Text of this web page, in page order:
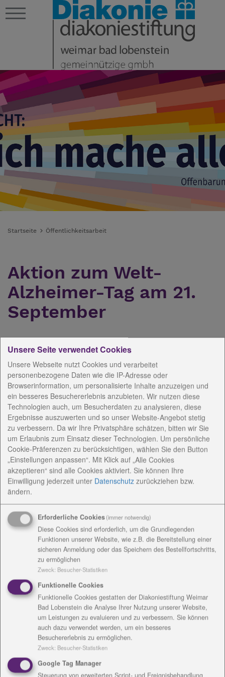
Startseite Öffentlichkeitsarbeit
Aktion zum Welt-
Alzheimer-Tag am 21.
September
16.09.2010
Am Dienstag, 21. September, findet der Welt-
Alzheimer Tag statt. In der Region beteiligt sich das
Haus Elisabeth in Ebersdorf, eine Einrichtung der
stationären Pflege, die 2006 speziell für Menschen
mit Demenz eingeweiht wurde und zum
Seniorenzentrum Emmaus der Saale-Neckar
Diakonie gGmbH gehört.
Seit 1994 finden am 21. September in aller Welt
vielfältige Aktivitäten statt, um die Öffentlichkeit auf
die Situation der Alzheimer-Kranken und ihrer
Angehörigen aufmerksam zu machen. Denn die Zahl
der Betroffenen steigt schnell. Man versteht unter
Alzheimer bzw. Demenz Störungen geistig-seelischer
Leistungen des Gedächtnisses, des Denk- und
Orientierungsvermögens sowie der Sprache.
Aufgrund dieser Störungen wird die Bewältigung des
Alltags erschwert.
Die Mitarbeiterinnen und Mitarbeiter im Haus
Elisabeth des Seniorenzentrums Emmaus haben sich
im vergangenen Jahr zum Alzheimer-Tag spezielle T-
Shirts drucken lassen, die sie wieder tragen werden.
„Wir wollen Aufmerksamkeit erwecken und bitten um
Toleranz für die erkrankten Menschen“, erklärt
Pflegedienstleiterin Nicole Hartenstein die
Aktivitäten in der stationären Pflege. Sie dankt den
Unsere Seite verwendet Cookies
Unsere Webseite nutzt Cookies und verarbeitet
personenbezogene Daten wie die IP-Adresse oder
Browserinformation, um personalisierte Inhalte anzuzeigen und
ein besseres Besuchererlebnis anzubieten. Wir nutzen diese
Technologien auch, um Besucherdaten zu analysieren, diese
Ergebnisse auszuwerten und so unser Website-Angebot stetig
zu verbessern. Da wir Ihre Privatsphäre schätzen, bitten wir Sie
um Erlaubnis zum Einsatz dieser Technologien. Um persönliche
Cookie-Präferenzen zu berücksichtigen, wählen Sie den Button
„Einstellungen anpassen“. Mit Klick auf „Alle Cookies
akzeptieren“ sind alle Cookies aktiviert. Sie können Ihre
Einwilligung jederzeit unter Datenschutz zurückziehen bzw.
ändern.
Erforderliche Cookies(immer notwendig)
Diese Cookies sind erforderlich, um die Grundlegenden
Funktionen unserer Website, wie z.B. die Bereitstellung einer
sicheren Anmeldung oder das Speichern des Bestellfortschritts,
zu ermöglichen
Zweck: Besucher-Statistiken
Funktionelle Cookies
Funktionelle Cookies gestatten der Diakoniestiftung Weimar
Bad Lobenstein die Analyse Ihrer Nutzung unserer Website,
um Leistungen zu evaluieren und zu verbessern. Sie können
auch dazu verwendet werden, um ein besseres
Besuchererlebnis zu ermöglichen.
Zweck: Besucher-Statistiken
Google Tag Manager
Steuerung von erweiterten Script- und Ereignisbehandlung